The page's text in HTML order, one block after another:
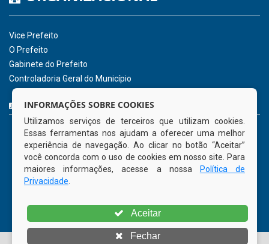
de 2026
INSTITUCIONAL
CNPJ: 01.596.018/0001-60
000
Atendimento: 08:00hs às 14:00hs
(81) 98512-1231
gabinete@tamandare.pe.gov.br
Tamandaré - PE
Vice Prefeito
INFORMAÇÕES SOBRE COOKIES
Utilizamos serviços de terceiros que utilizam cookies.
Essas ferramentas nos ajudam a oferecer uma melhor
experiência de navegação. Ao clicar no botão “Aceitar”
você concorda com o uso de cookies em nosso site. Para
maiores informações, acesse a nossa
Política de
Privacidade
Aceitar
Fechar